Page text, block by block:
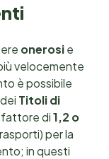
onerosie
velocemente
è possibile
dei Titoli di
fattore di1,2 o
per la
in questi